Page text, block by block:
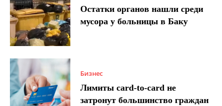
Остатки органов нашли среди
мусора у больницы в Баку
Бизнес
Лимиты card-to-card не
затронут большинство граждан